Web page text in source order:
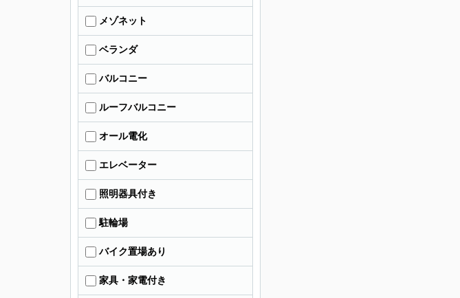
メゾネット
ベランダ
バルコニー
ルーフバルコニー
オール電化
エレベーター
照明器具付き
駐輪場
バイク置場あり
家具・家電付き